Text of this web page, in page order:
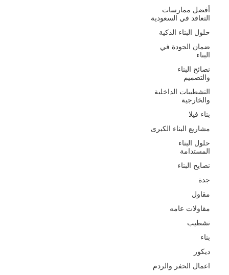
أفضل ممارسات
التعاقد في السعودية
حلول البناء الذكية
ضمان الجودة في
البناء
نصائح البناء
والتصميم
التشطيبات الداخلية
والخارجية
بناء فيلا
مشاريع البناء الكبرى
حلول البناء
المستدامة
نصايح البناء
جدة
مقاول
مقاولات عامه
تشطيب
بناء
ديكور
اعمال الحفر والردم